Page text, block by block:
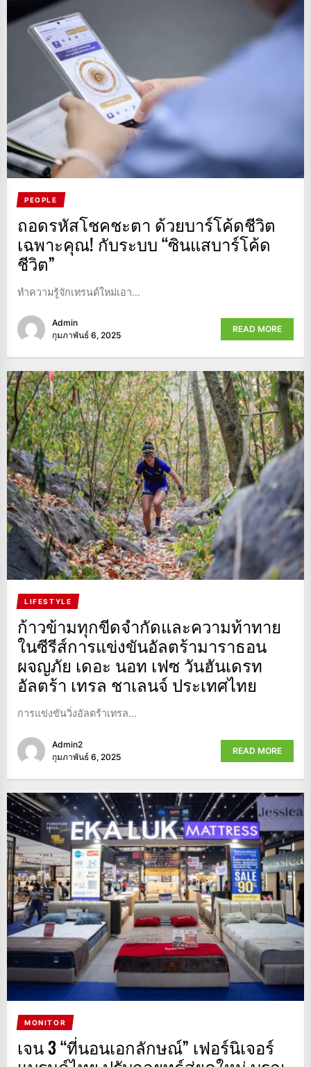
PEOPLE
ถอดรหัสโชคชะตา ด้วยบาร์โค้ดชีวิต
เฉพาะคุณ! กับระบบ “ซินแสบาร์โค้ด
ชีวิต”
ทำความรู้จักเทรนด์ใหม่เอา...
Admin
กุมภาพันธ์ 6, 2025
READ MORE
LIFESTYLE
ก้าวข้ามทุกขีดจำกัดและความท้าทาย
ในซีรีส์การแข่งขันอัลตร้ามาราธอน
ผจญภัย เดอะ นอท เฟซ วันฮันเดรท
อัลตร้า เทรล ชาเลนจ์ ประเทศไทย
การแข่งขันวิ่งอัลตร้าเทรล...
Admin2
กุมภาพันธ์ 6, 2025
READ MORE
MONITOR
เจน 3 “ที่นอนเอกลักษณ์” เฟอร์นิเจอร์